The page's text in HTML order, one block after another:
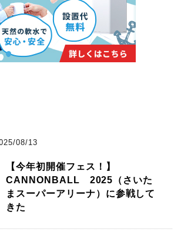
08/13
【今年初開催フェス！】
CANNONBALL 2025（さいた
まスーパーアリーナ）に参戦して
きた